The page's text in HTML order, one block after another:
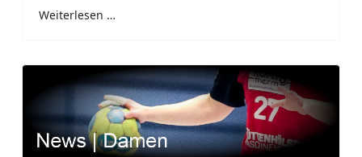
Weiterlesen …